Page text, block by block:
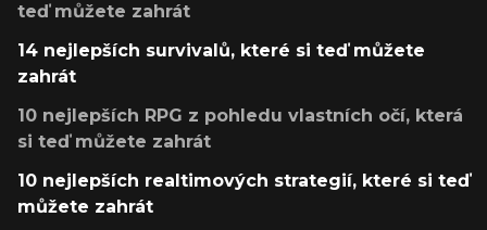
teď můžete zahrát
14 nejlepších survivalů, které si teď můžete
zahrát
10 nejlepších RPG z pohledu vlastních očí, která
si teď můžete zahrát
10 nejlepších realtimových strategií, které si teď
můžete zahrát